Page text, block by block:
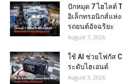
ปักหมุด 7 ไฮไลต์
อิเล็กทรอนิกส์แห่
รถยนต์อัจฉริยะ
August 7, 2026
ใช้ AI ช่วยโฟกัส
ระดับไฮเอนด์
August 3, 2026